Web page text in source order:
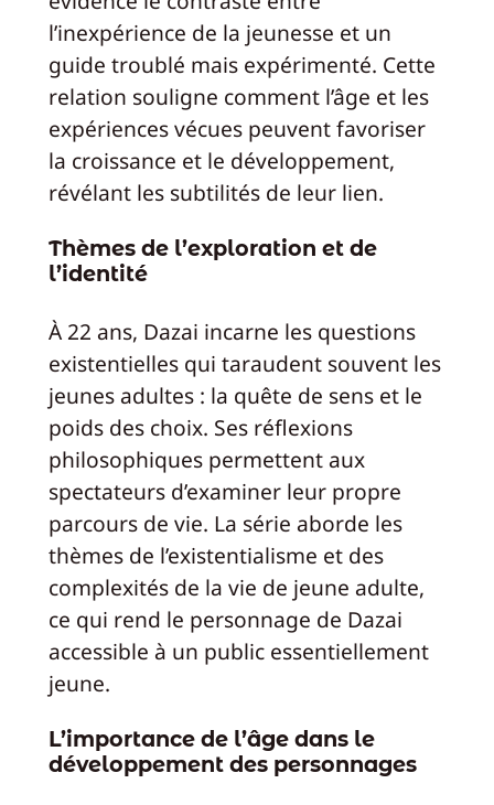
l’inexpérience de la jeunesse et un
guide troublé mais expérimenté. Cette
relation souligne comment l’âge et les
expériences vécues peuvent favoriser
la croissance et le développement,
révélant les subtilités de leur lien.
Thèmes de l’exploration et de
l’identité
À 22 ans, Dazai incarne les questions
existentielles qui taraudent souvent les
jeunes adultes : la quête de sens et le
poids des choix. Ses réflexions
philosophiques permettent aux
spectateurs d’examiner leur propre
parcours de vie. La série aborde les
thèmes de l’existentialisme et des
complexités de la vie de jeune adulte,
ce qui rend le personnage de Dazai
accessible à un public essentiellement
jeune.
L’importance de l’âge dans le
développement des personnages